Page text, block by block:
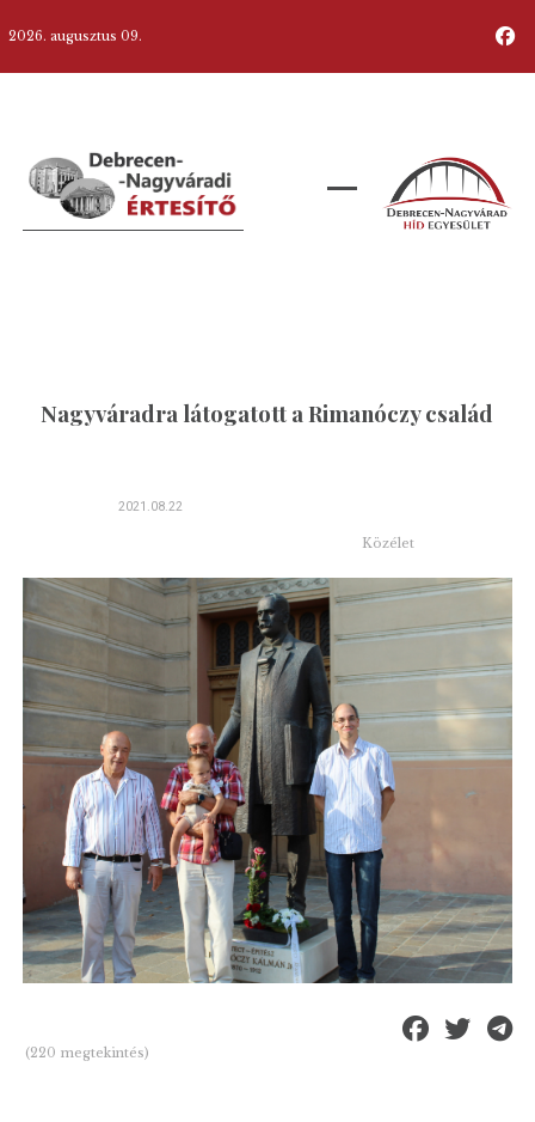
2026. augusztus 09.
Nagyváradra látogatott a Rimanóczy család
2021.08.22
Közélet
(220 megtekintés)